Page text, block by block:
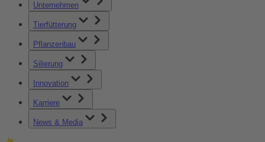
Unternehmen
Tierfütterung
Pflanzenbau
Silierung
Innovation
Karriere
News & Media